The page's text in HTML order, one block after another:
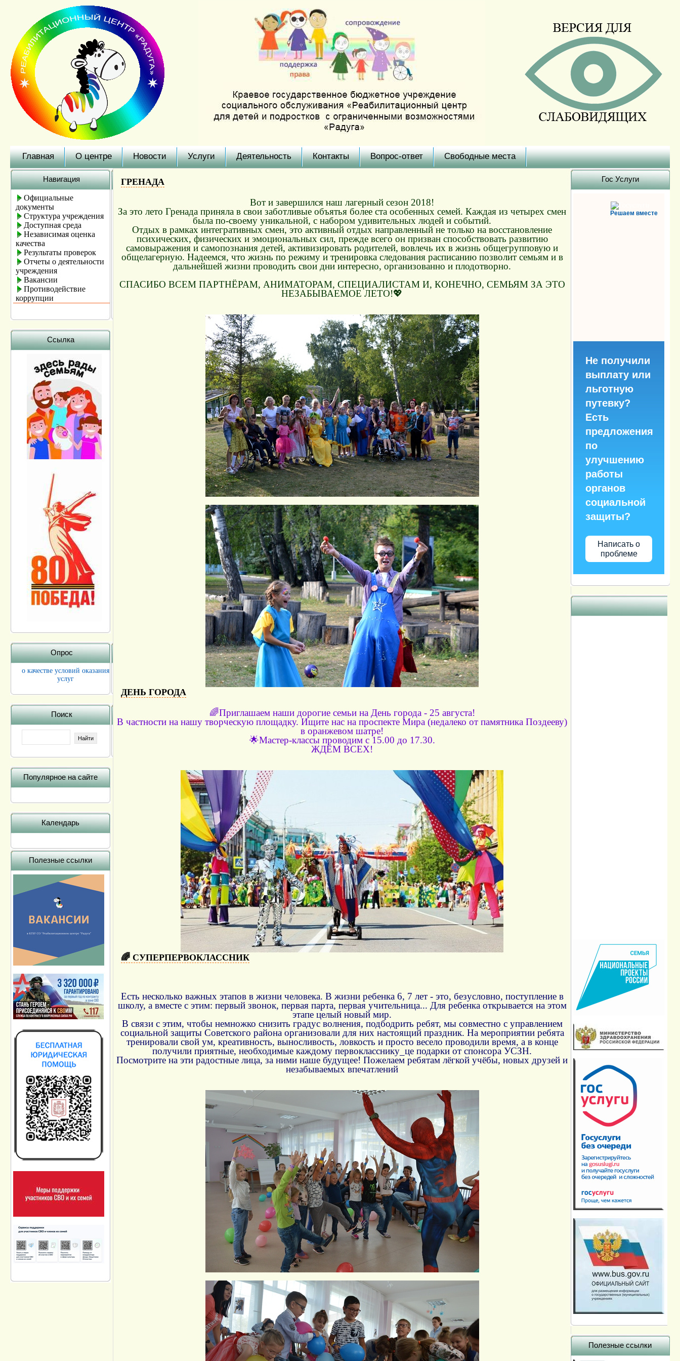
Главная О центре Новости Услуги Деятельность Контакты Вопрос-ответ Свободные места
Навигация
Официальные
документы
Структура учреждения
Доступная среда
Независимая оценка
качества
Результаты проверок
Отчеты о деятельности
учреждения
Вакансии
Противодействие
коррупции
Ссылка
Опрос
о качестве условий оказания
услуг
Поиск
Популярное на сайте
Календарь
Полезные ссылки
ГРЕНАДА
Вот и завершился наш лагерный сезон 2018!
За это лето Гренада приняла в свои заботливые объятья более ста особенных семей. Каждая из четырех смен
была по-своему уникальной, с набором удивительных людей и событий.
Отдых в рамках интегративных смен, это активный отдых направленный не только на восстановление
психических, физических и эмоциональных сил, прежде всего он призван способствовать развитию
самовыражения и самопознания детей, активизировать родителей, вовлечь их в жизнь общегрупповую и
общелагерную. Надеемся, что жизнь по режиму и тренировка следования расписанию позволит семьям и в
дальнейшей жизни проводить свои дни интересно, организованно и плодотворно.
СПАСИБО ВСЕМ ПАРТНЁРАМ, АНИМАТОРАМ, СПЕЦИАЛИСТАМ И, КОНЕЧНО, СЕМЬЯМ ЗА ЭТО
НЕЗАБЫВАЕМОЕ ЛЕТО!💖
ДЕНЬ ГОРОДА
🌈Приглашаем наши дорогие семьи на День города - 25 августа!
В частности на нашу творческую площадку. Ищите нас на проспекте Мира (недалеко от памятника Поздееву)
в оранжевом шатре!
🌟Мастер-классы проводим с 15.00 до 17.30.
ЖДЁМ ВСЕХ!
🌈 СУПЕРПЕРВОКЛАССНИК
Есть несколько важных этапов в жизни человека. В жизни ребенка 6, 7 лет - это, безусловно, поступление в
школу, а вместе с этим: первый звонок, первая парта, первая учительница... Для ребенка открывается на этом
этапе целый новый мир.
В связи с этим, чтобы немножко снизить градус волнения, подбодрить ребят, мы совместно с управлением
социальной защиты Советского района организовали для них настоящий праздник. На мероприятии ребята
тренировали свой ум, креативность, выносливость, ловкость и просто весело проводили время, а в конце
получили приятные, необходимые каждому первокласснику_це подарки от спонсора УСЗН.
Посмотрите на эти радостные лица, за ними наше будущее! Пожелаем ребятам лёгкой учёбы, новых друзей и
незабываемых впечатлений
Гоc Услуги
Решаем вместе
Не получили
выплату или
льготную
путевку?
Есть
предложения
по
улучшению
работы
органов
социальной
защиты?
Написать о
проблеме
Полезные ссылки